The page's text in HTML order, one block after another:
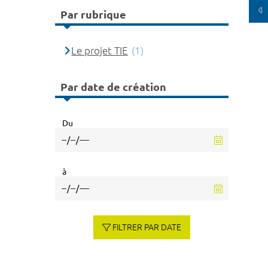
Par rubrique
Le projet TIE (1)
Par date de création
Du
à
FILTRER PAR DATE